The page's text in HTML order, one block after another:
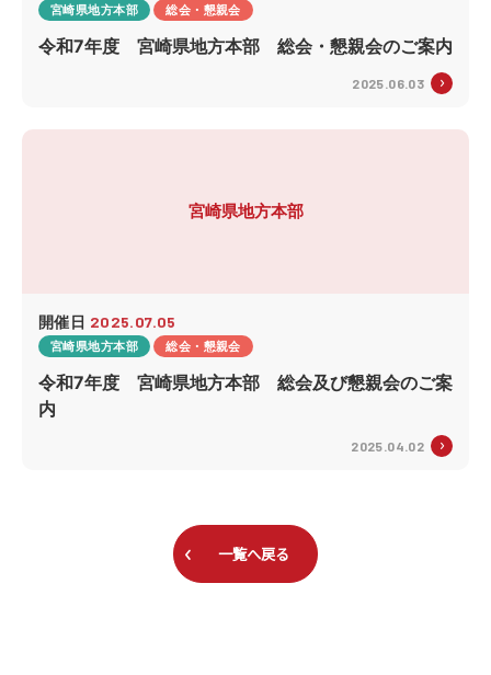
宮崎県地方本部 総会・懇親会
令和7年度 宮崎県地方本部 総会・懇親会のご案内
2025.06.03
宮崎県地方本部
開催日 2025.07.05
宮崎県地方本部 総会・懇親会
令和7年度 宮崎県地方本部 総会及び懇親会のご案
内
2025.04.02
一覧へ戻る